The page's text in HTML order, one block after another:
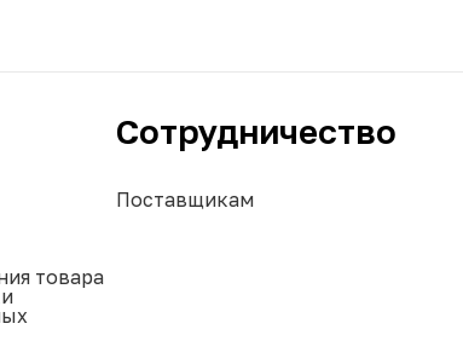
товара
Сотрудничество
Поставщикам